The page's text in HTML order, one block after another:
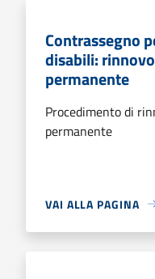
Contrassegno
disabili:
permanente
Procedimento di
permanente
VAI ALLA PAGINA